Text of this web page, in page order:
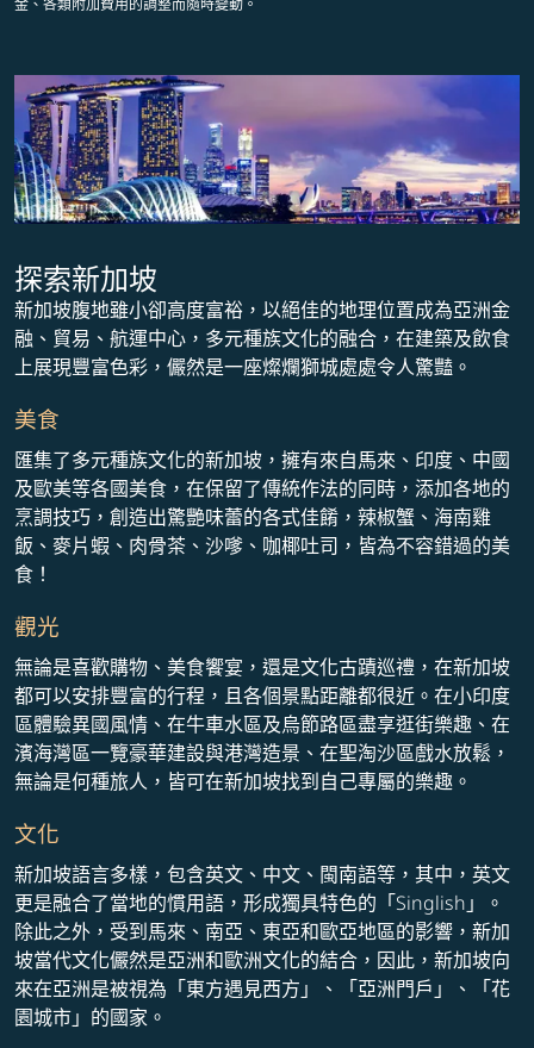
金、各類附加費用的調整而隨時變動。
探索新加坡
新加坡腹地雖小卻高度富裕，以絕佳的地理位置成為亞洲金
融、貿易、航運中心，多元種族文化的融合，在建築及飲食
上展現豐富色彩，儼然是一座燦爛獅城處處令人驚豔。
美食
匯集了多元種族文化的新加坡，擁有來自馬來、印度、中國
及歐美等各國美食，在保留了傳統作法的同時，添加各地的
烹調技巧，創造出驚艷味蕾的各式佳餚，辣椒蟹、海南雞
飯、麥片蝦、肉骨茶、沙嗲、咖椰吐司，皆為不容錯過的美
食！
觀光
無論是喜歡購物、美食饗宴，還是文化古蹟巡禮，在新加坡
都可以安排豐富的行程，且各個景點距離都很近。在小印度
區體驗異國風情、在牛車水區及烏節路區盡享逛街樂趣、在
濱海灣區一覽豪華建設與港灣造景、在聖淘沙區戲水放鬆，
無論是何種旅人，皆可在新加坡找到自己專屬的樂趣。
文化
新加坡語言多樣，包含英文、中文、閩南語等，其中，英文
更是融合了當地的慣用語，形成獨具特色的「Singlish」。
除此之外，受到馬來、南亞、東亞和歐亞地區的影響，新加
坡當代文化儼然是亞洲和歐洲文化的結合，因此，新加坡向
來在亞洲是被視為「東方遇見西方」、「亞洲門戶」、「花
園城市」的國家。